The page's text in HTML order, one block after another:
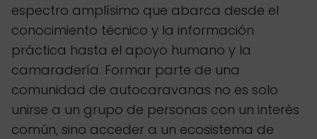
espectro amplísimo que abarca desde el
conocimiento técnico y la información
práctica hasta el apoyo humano y la
camaradería. Formar parte de una
comunidad de autocaravanas no es solo
unirse a un grupo de personas con un interés
común, sino acceder a un ecosistema de